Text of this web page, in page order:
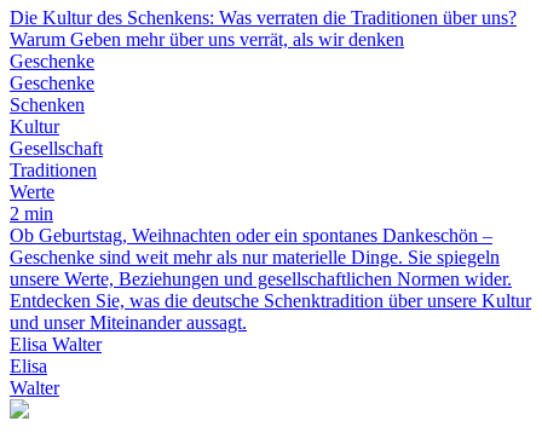
Die Kultur des Schenkens: Was verraten die Traditionen über uns?
Warum Geben mehr über uns verrät, als wir denken
Geschenke
Geschenke
Schenken
Kultur
Gesellschaft
Traditionen
Werte
2 min
Ob Geburtstag, Weihnachten oder ein spontanes Dankeschön –
Geschenke sind weit mehr als nur materielle Dinge. Sie spiegeln
unsere Werte, Beziehungen und gesellschaftlichen Normen wider.
Entdecken Sie, was die deutsche Schenktradition über unsere Kultur
und unser Miteinander aussagt.
Elisa Walter
Elisa
Walter